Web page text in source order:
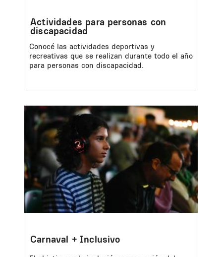
Actividades para personas con
discapacidad
Conocé las actividades deportivas y
recreativas que se realizan durante todo el año
para personas con discapacidad.
Image
Carnaval + Inclusivo